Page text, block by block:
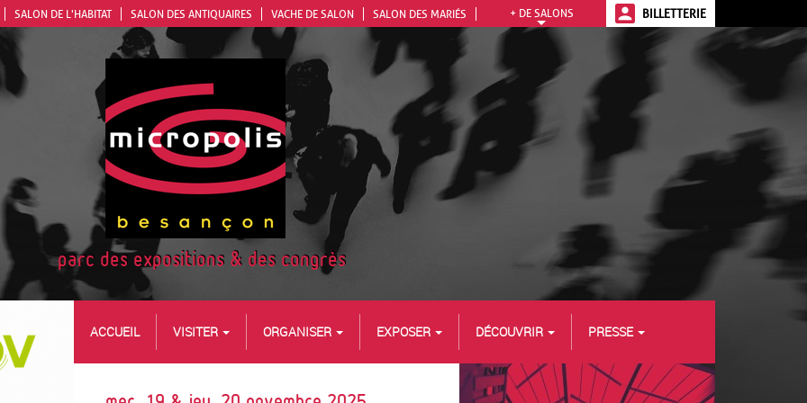
parc des expositions & des congrès
ACCUEIL VISITER ORGANISER EXPOSER DÉCOUVRIR PRESSE
BILLETTERIE
SALON DE L'HABITAT SALON DES ANTIQUAIRES VACHE DE SALON SALON DES MARIÉS + DE SALONS